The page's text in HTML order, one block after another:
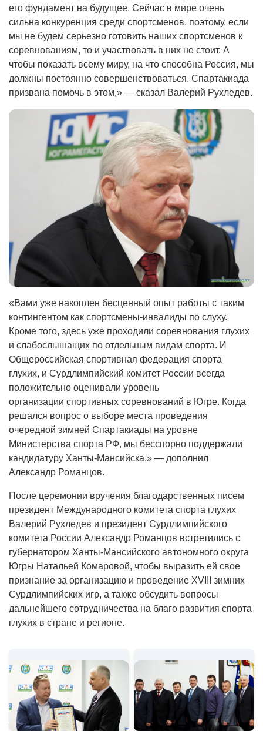
его фундамент на будущее. Сейчас в мире очень
сильна конкуренция среди спортсменов, поэтому, если
мы не будем серьезно готовить наших спортсменов к
соревнованиям, то и участвовать в них не стоит. А
чтобы показать всему миру, на что способна Россия, мы
должны постоянно совершенствоваться. Спартакиада
призвана помочь в этом,» — сказал Валерий Рухледев.
«Вами уже накоплен бесценный опыт работы с таким
контингентом как спортсмены-инвалиды по слуху.
Кроме того, здесь уже проходили соревнования глухих
и слабослышащих по отдельным видам спорта. И
Общероссийская спортивная федерация спорта
глухих, и Сурдлимпийский комитет России всегда
положительно оценивали уровень
организации спортивных соревнований в Югре. Когда
решался вопрос о выборе места проведения
очередной зимней Спартакиады на уровне
Министерства спорта РФ, мы бесспорно поддержали
кандидатуру Ханты-Мансийска,» — дополнил
Александр Романцов.
После церемонии вручения благодарственных писем
президент Международного комитета спорта глухих
Валерий Рухледев и президент Сурдлимпийского
комитета России Александр Романцов встретились с
губернатором Ханты-Мансийского автономного округа
Югры Натальей Комаровой, чтобы выразить ей свое
признание за организацию и проведение XVIII зимних
Сурдлимпийских игр, а также обсудить вопросы
дальнейшего сотрудничества на благо развития спорта
глухих в стране и регионе.